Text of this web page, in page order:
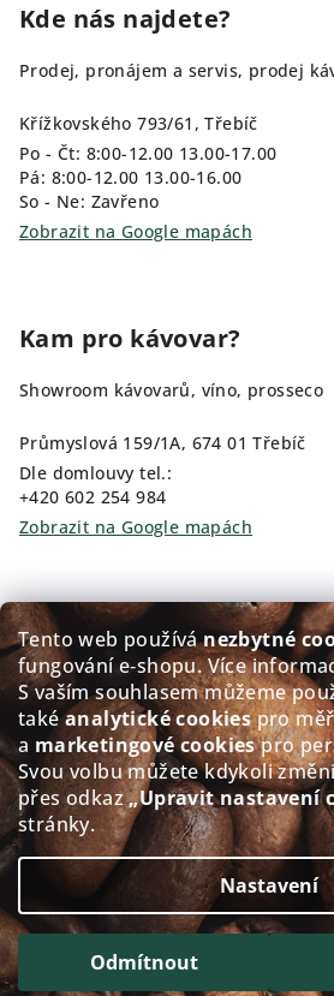
Tento web používánezbytné
fungování e‑shopu. Více
S vaším souhlasem můžeme
takéanalytické cookiespro
a marketingové cookiespro
Svou volbu můžete kdykoli
přes odkaz„Upravit nastavení
stránky.
Nastavení
Odmítnout
Kde nás najdete?
Prodej, pronájem a servis, prodej
Křížkovského 793/61, Třebíč
Po - Čt: 8:00-12.00 13.00-17.00
Pá: 8:00-12.00 13.00-16.00
So - Ne: Zavřeno
Zobrazit na Google mapách
Kam pro kávovar?
Showroom kávovarů, víno, prosseco
Průmyslová 159/1A, 674 01 Třebíč
Dle domlouvy tel.:
+420 602 254 984
Zobrazit na Google mapách
Kam pro kávu?
Prodej čerstvě pražené kávy
Přerovského 151/5, 674 01 Třebíč
Po - Pá: 8:00-12:00 12:30-17.30
So: 8:30-11.30
Ne: Zavřeno
Zobrazit na Google mapách
Copyright 2026alacaffé.
Upravit nastavení
Vytvořil